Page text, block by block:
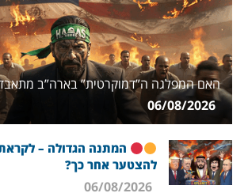
האם המפלגה ה”דמוקרטית” בארה”ב
06/08/2026
המתנה הגדולה –
להצטער אחר כך?